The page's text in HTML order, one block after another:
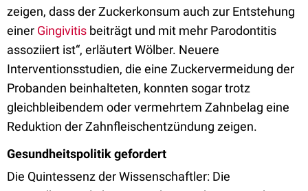
zeigen, dass der Zuckerkonsum auch zur Entstehung
einer Gingivitis beiträgt und mit mehr Parodontitis
assoziiert ist“, erläutert Wölber. Neuere
Interventionsstudien, die eine Zuckervermeidung der
Probanden beinhalteten, konnten sogar trotz
gleichbleibendem oder vermehrtem Zahnbelag eine
Reduktion der Zahnfleischentzündung zeigen.
Gesundheitspolitik gefordert
Die Quintessenz der Wissenschaftler: Die